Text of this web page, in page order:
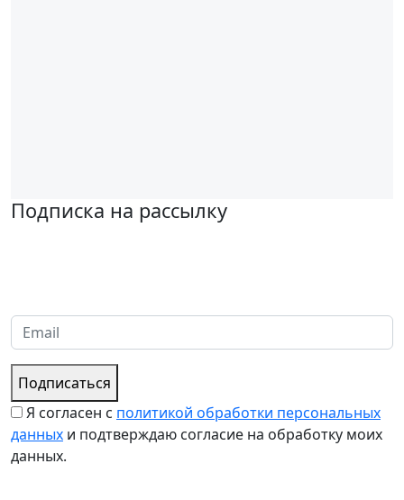
Подписка на рассылку
Подписаться
Я согласен с политикой обработки персональных
данных и подтверждаю согласие на обработку моих
данных.